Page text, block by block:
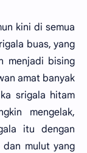
kini di semua
buas, yang
menjadi bising
amat banyak
srigala hitam
mengelak,
itu dengan
dan mulut yang